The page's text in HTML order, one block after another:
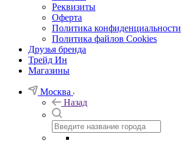
Реквизиты
Оферта
Политика конфиденциальности
Политика файлов Cookies
Друзья бренда
Трейд Ин
Магазины
Москва
Назад